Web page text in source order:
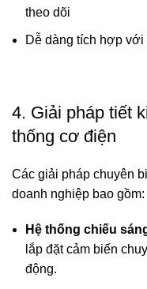
theo dõi
Dễ dàng tích hợp
4. Giải pháp tiết
thống cơ điện
Các giải pháp chuyên
doanh nghiệp bao gồm:
Hệ thống chiếu
lắp đặt cảm biến
động.